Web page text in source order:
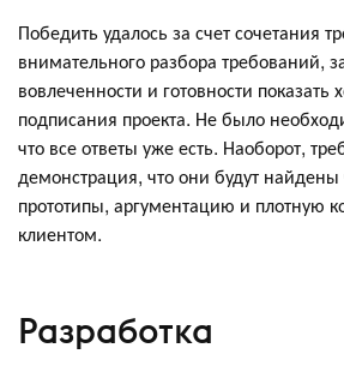
Победить удалось за счет сочетания
внимательного разбора требований,
вовлеченности и готовности
подписания проекта. Не было
что все ответы уже есть. Наоборот,
демонстрация, что они будут
прототипы, аргументацию и плотную
клиентом.
Разработка